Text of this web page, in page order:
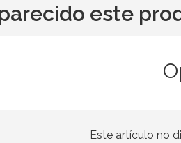
este
Este artículo no